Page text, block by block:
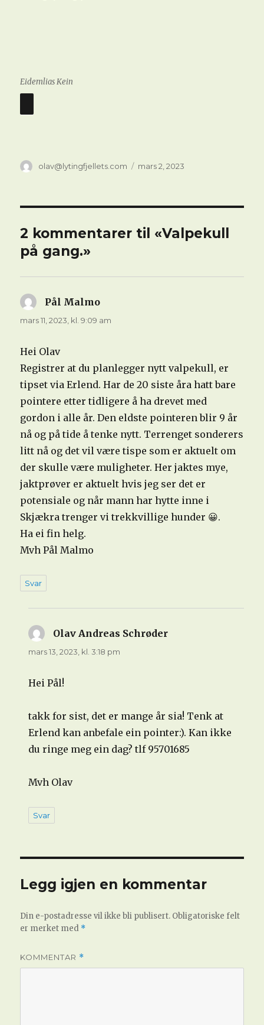
Eidemlias Kein
Forfatter
olav@lytingfjellets.com Publisert
mars 2, 2023
2 kommentarer til «Valpekull
på gang.»
Pål Malmo
mars 11, 2023, kl. 9:09 am
Hei Olav
Registrer at du planlegger nytt valpekull, er
tipset via Erlend. Har de 20 siste åra hatt bare
pointere etter tidligere å ha drevet med
gordon i alle år. Den eldste pointeren blir 9 år
nå og på tide å tenke nytt. Terrenget sonderers
litt nå og det vil være tispe som er aktuelt om
der skulle være muligheter. Her jaktes mye,
jaktprøver er aktuelt hvis jeg ser det er
potensiale og når mann har hytte inne i
Skjækra trenger vi trekkvillige hunder 😀.
Ha ei fin helg.
Mvh Pål Malmo
Svar
Olav Andreas Schrøder
mars 13, 2023, kl. 3:18 pm
Hei Pål!
takk for sist, det er mange år sia! Tenk at
Erlend kan anbefale ein pointer:). Kan ikke
du ringe meg ein dag? tlf 95701685
Mvh Olav
Svar
Legg igjen en kommentar
Din e-postadresse vil ikke bli publisert. Obligatoriske felt
er merket med *
KOMMENTAR *